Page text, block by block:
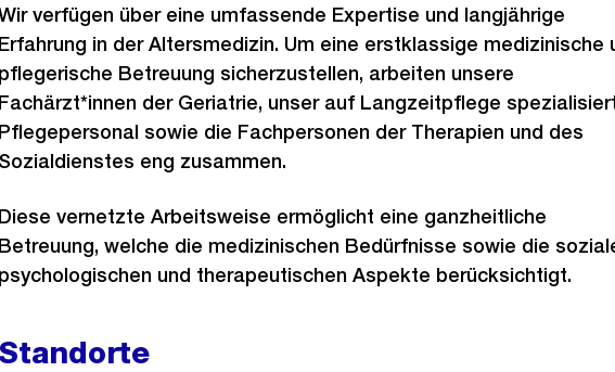
verfügen über eine umfassende Expertise und langjährige
Erfahrung in der Altersmedizin. Um eine erstklassige medizinische
pflegerische Betreuung sicherzustellen, arbeiten unsere
Fachärzt*innen der Geriatrie, unser auf Langzeitpflege
Pflegepersonal sowie die Fachpersonen der Therapien und des
Sozialdienstes eng zusammen.
Diese vernetzte Arbeitsweise ermöglicht eine ganzheitliche
Betreuung, welche die medizinischen Bedürfnisse sowie die
psychologischen und therapeutischen Aspekte berücksichtigt.
Standorte